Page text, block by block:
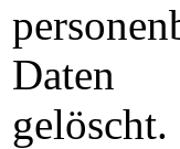
Daten
gelöscht.